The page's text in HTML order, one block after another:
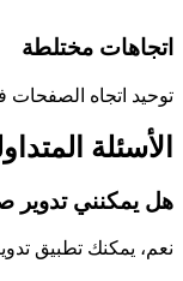
اتجاهات مختلطة
توحيد اتجاه الصفحات
الأسئلة
هل يمكنني تدوير
نعم، يمكنك تطبيق